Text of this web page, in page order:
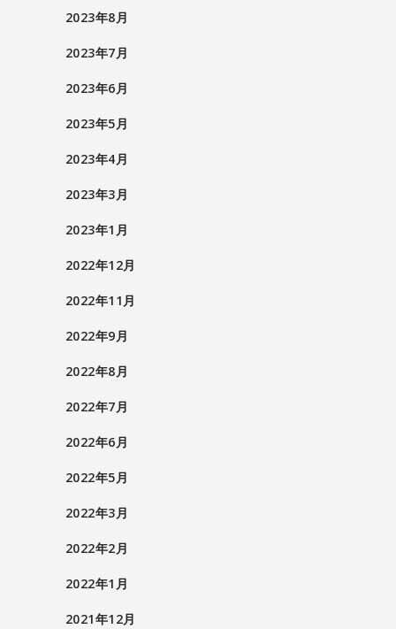
2023年8月
2023年7月
2023年6月
2023年5月
2023年4月
2023年3月
2023年1月
2022年12月
2022年11月
2022年9月
2022年8月
2022年7月
2022年6月
2022年5月
2022年3月
2022年2月
2022年1月
2021年12月